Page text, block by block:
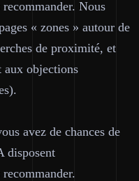
Nous
« zones » autour de
de proximité, et
aux objections
avez de chances de
disposent